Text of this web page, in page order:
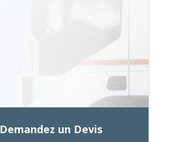
Demandez un Devis